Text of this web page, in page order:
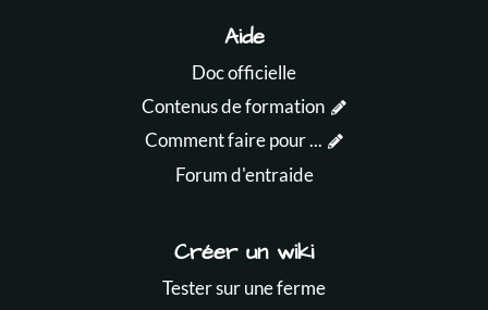
Aide
Doc officielle
Contenus de formation
Comment faire pour ...
Forum d'entraide
Créer un wiki
Tester sur une ferme